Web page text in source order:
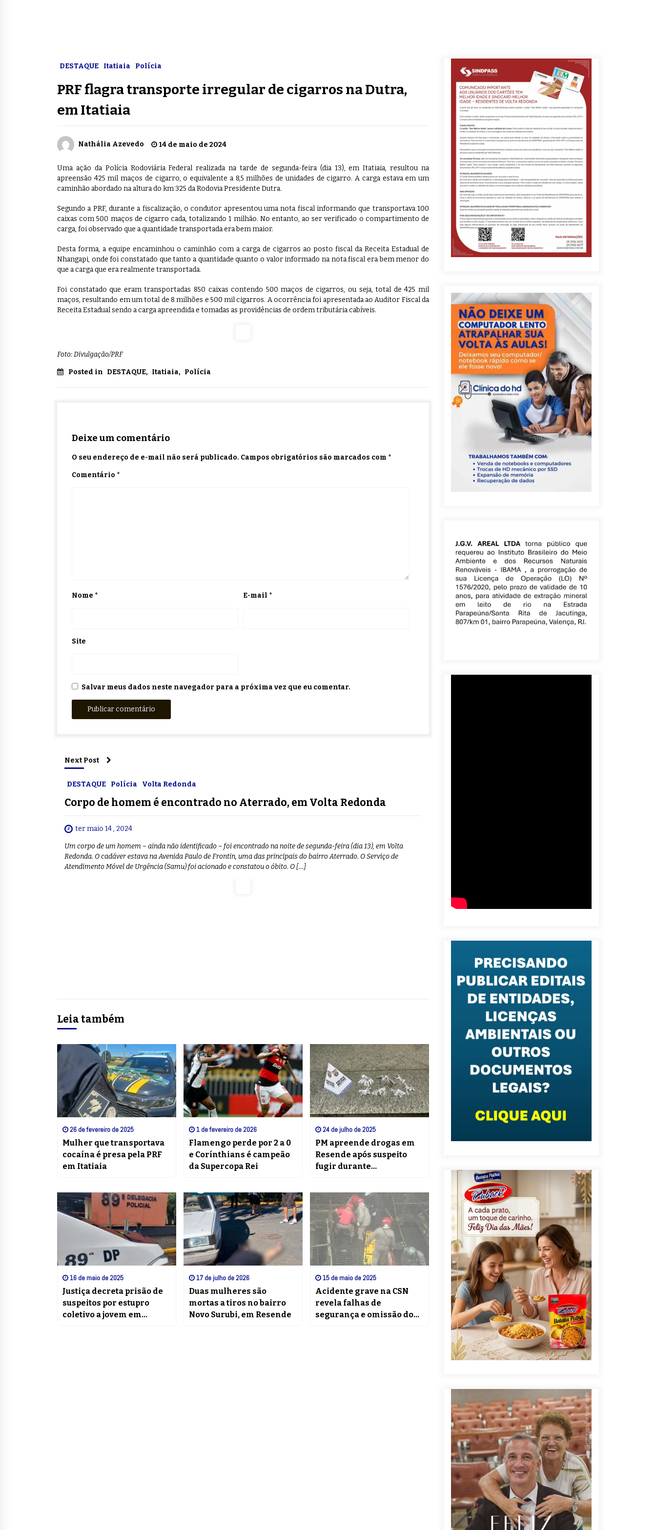
DESTAQUE Itatiaia Polícia
PRF flagra transporte irregular de cigarros na Dutra,
em Itatiaia
Nathália Azevedo 14 de maio de 2024
Uma ação da Polícia Rodoviária Federal realizada na tarde de segunda-feira (dia 13), em Itatiaia, resultou na
apreensão 425 mil maços de cigarro, o equivalente a 8,5 milhões de unidades de cigarro. A carga estava em um
caminhão abordado na altura do km 325 da Rodovia Presidente Dutra.
Segundo a PRF, durante a fiscalização, o condutor apresentou uma nota fiscal informando que transportava 100
caixas com 500 maços de cigarro cada, totalizando 1 milhão. No entanto, ao ser verificado o compartimento de
carga, foi observado que a quantidade transportada era bem maior.
Desta forma, a equipe encaminhou o caminhão com a carga de cigarros ao posto fiscal da Receita Estadual de
Nhangapi, onde foi constatado que tanto a quantidade quanto o valor informado na nota fiscal era bem menor do
que a carga que era realmente transportada.
Foi constatado que eram transportadas 850 caixas contendo 500 maços de cigarros, ou seja, total de 425 mil
maços, resultando em um total de 8 milhões e 500 mil cigarros. A ocorrência foi apresentada ao Auditor Fiscal da
Receita Estadual sendo a carga apreendida e tomadas as providências de ordem tributária cabíveis.
Foto: Divulgação/PRF
Posted in DESTAQUE, Itatiaia, Polícia
Deixe um comentário
O seu endereço de e-mail não será publicado. Campos obrigatórios são marcados com *
Comentário *
Nome * E-mail *
Site
Salvar meus dados neste navegador para a próxima vez que eu comentar.
Next Post
DESTAQUE Polícia Volta Redonda
Corpo de homem é encontrado no Aterrado, em Volta Redonda
ter maio 14 , 2024
Um corpo de um homem – ainda não identificado – foi encontrado na noite de segunda-feira (dia 13), em Volta
Redonda. O cadáver estava na Avenida Paulo de Frontin, uma das principais do bairro Aterrado. O Serviço de
Atendimento Móvel de Urgência (Samu) foi acionado e constatou o óbito. O […]
Leia também
26 de fevereiro de 2025
Mulher que transportava
cocaína é presa pela PRF
em Itatiaia
1 de fevereiro de 2026
Flamengo perde por 2 a 0
e Corínthians é campeão
da Supercopa Rei
24 de julho de 2025
PM apreende drogas em
Resende após suspeito
fugir durante
16 de maio de 2025
Justiça decreta prisão de
suspeitos por estupro
coletivo a jovem em
17 de julho de 2026
Duas mulheres são
mortas a tiros no bairro
Novo Surubi, em Resende
15 de maio de 2025
Acidente grave na CSN
revela falhas de
segurança e omissão do